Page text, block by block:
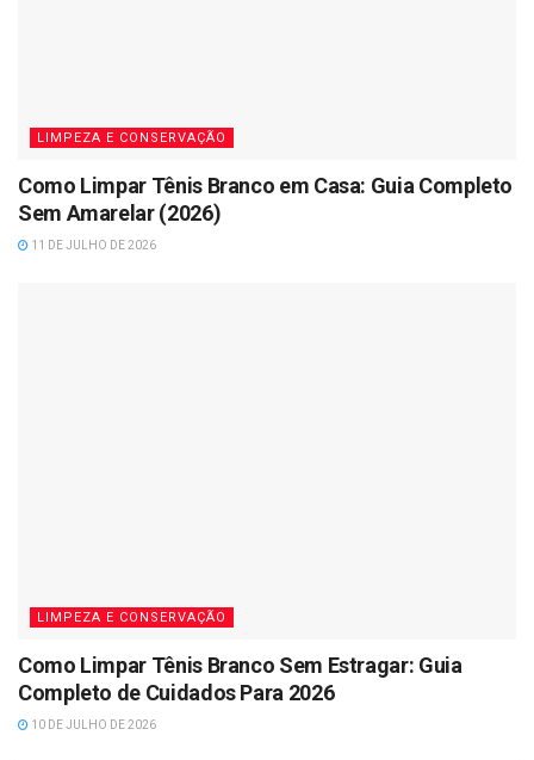
LIMPEZA E CONSERVAÇÃO
Como Limpar Tênis Branco em Casa: Guia Completo
Sem Amarelar (2026)
11 DE JULHO DE 2026
LIMPEZA E CONSERVAÇÃO
Como Limpar Tênis Branco Sem Estragar: Guia
Completo de Cuidados Para 2026
10 DE JULHO DE 2026